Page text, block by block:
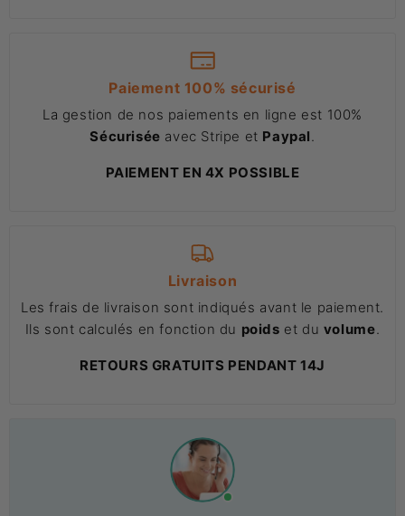
Paiement 100% sécurisé
La gestion de nos paiements en ligne est 100%
Sécurisée avec Stripe et Paypal
PAIEMENT EN 4X POSSIBLE
Livraison
Les frais de livraison sont indiqués avant le paiement.
Ils sont calculés en fonction du poids et du volume
RETOURS GRATUITS PENDANT 14J